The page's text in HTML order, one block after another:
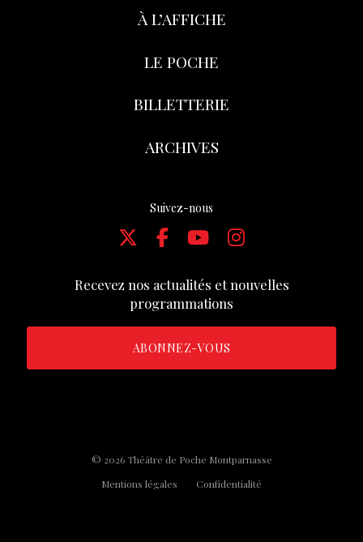
À L’AFFICHE
LE POCHE
BILLETTERIE
ARCHIVES
Suivez-nous
Recevez nos actualités et nouvelles
programmations
ABONNEZ-VOUS
© 2026 Théâtre de Poche Montparnasse
Mentions légales
Confidentialité